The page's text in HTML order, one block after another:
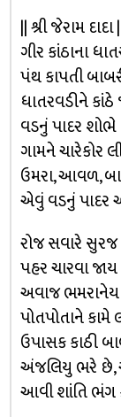
|| શ્રી જેરામ દાદા
ગીર કાંઠાના
પંથ કાપતી
ધાતરવડીને
વડનું પાદર
ગામને ચારેકોર
ઉમરા, આવળ,
એવું વડનું પાદર
રોજ સવારે
પહર ચારવા
અવાજ ભમરાનેય
પોતપોતાને કામે
ઉપાસક કાઠી
અંજલિયુ ભરે છે,
આવી શાંતિ ભંગ